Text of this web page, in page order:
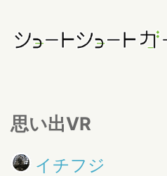
思い出VR
イチフジ